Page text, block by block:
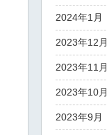
2024年1月
2023年12月
2023年11月
2023年10月
2023年9月